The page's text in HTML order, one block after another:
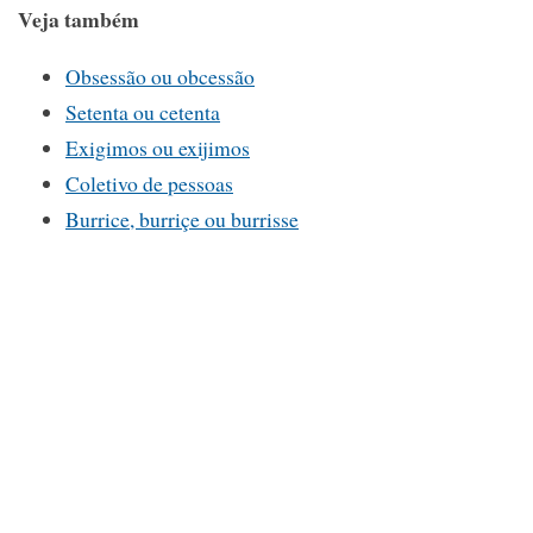
Veja também
Obsessão ou obcessão
Setenta ou cetenta
Exigimos ou exijimos
Coletivo de pessoas
Burrice, burriçe ou burrisse